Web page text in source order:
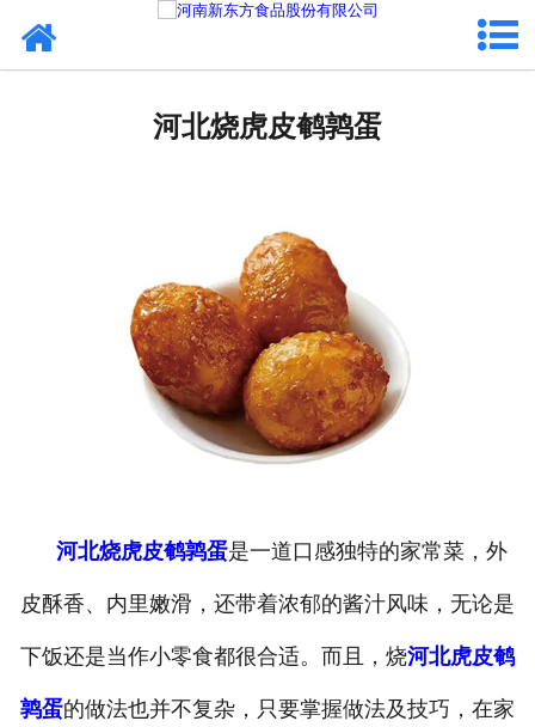
河北调味品
河北鸡蛋壳粉
河北新东方食品
河北食品代加工
- 河北蜜汁味卤蛋
河北烧虎皮鹌鹑蛋
河北烧虎皮鹌鹑蛋是一道口感独特的家常菜，外
皮酥香、内里嫩滑，还带着浓郁的酱汁风味，无论是
下饭还是当作小零食都很合适。而且，烧河北虎皮鹌
鹑蛋的做法也并不复杂，只要掌握做法及技巧，在家